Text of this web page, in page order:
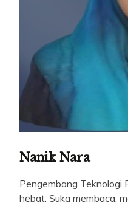
Nanik Nara
Pengembang Teknologi
hebat. Suka membaca,